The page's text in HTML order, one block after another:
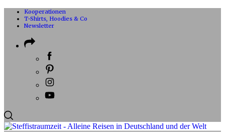
Kooperationen
T-Shirts, Hoodies & Co
Newsletter